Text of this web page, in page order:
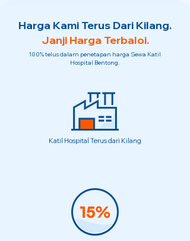
Harga Kami Terus Dari Kilang.
Janji Harga Terbaloi.
100% telus dalam penetapan harga Sewa Katil
Hospital Bentong.
Katil Hospital Terus dari Kilang